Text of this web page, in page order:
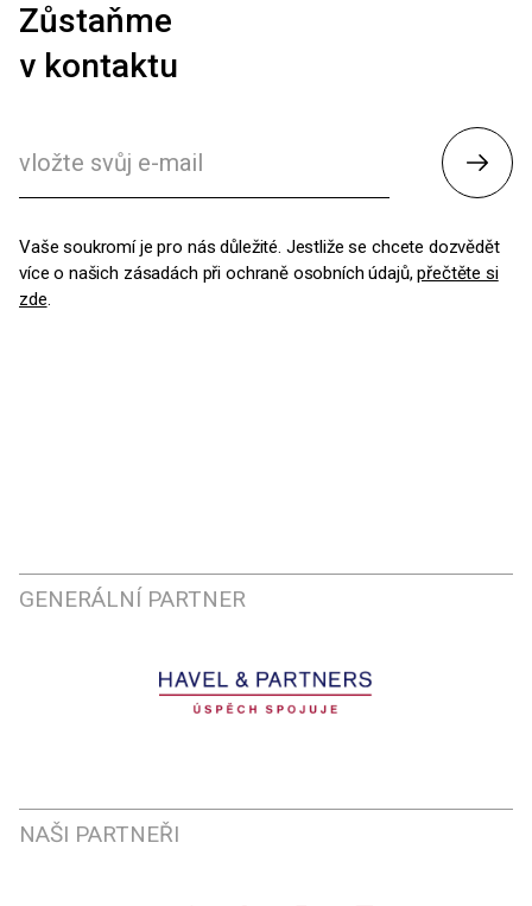
Zůstaňme
v kontaktu
Vaše soukromí je pro nás důležité. Jestliže se chcete dozvědět
více o našich zásadách při ochraně osobních údajů,přečtěte si
zde.
GENERÁLNÍ PARTNER
NAŠI PARTNEŘI